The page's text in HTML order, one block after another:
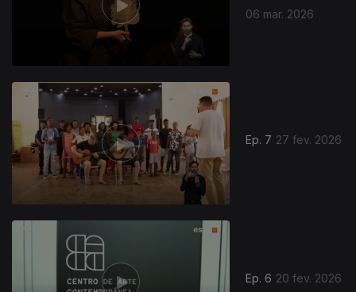
06 mar. 2026
Ep. 7 27 fev. 2026
Ep. 6 20 fev. 2026